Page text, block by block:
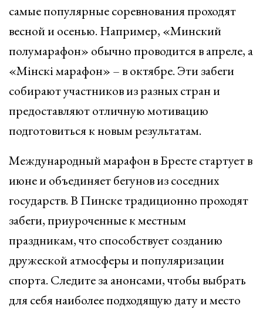
самые популярные соревнования проходят
весной и осенью. Например, «Минский
полумарафон» обычно проводится в апреле, а
«Мінскі марафон» – в октябре. Эти забеги
собирают участников из разных стран и
предоставляют отличную мотивацию
подготовиться к новым результатам.
Международный марафон в Бресте стартует в
июне и объединяет бегунов из соседних
государств. В Пинске традиционно проходят
забеги, приуроченные к местным
праздникам, что способствует созданию
дружеской атмосферы и популяризации
спорта. Следите за анонсами, чтобы выбрать
для себя наиболее подходящую дату и место